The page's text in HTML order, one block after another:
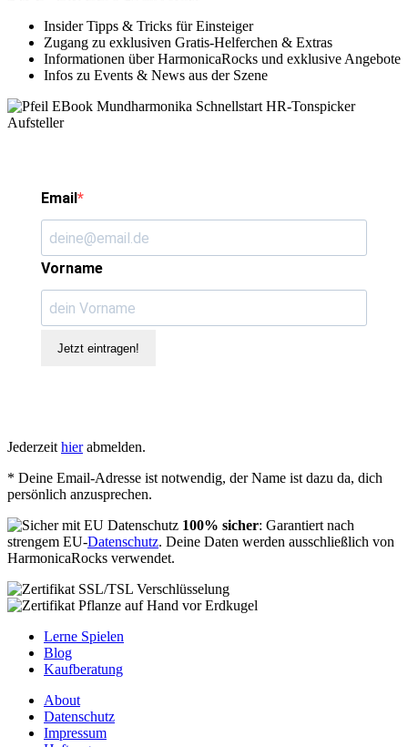
Insider Tipps & Tricks für Einsteiger
Zugang zu exklusiven Gratis-Helferchen & Extras
Informationen über HarmonicaRocks und exklusive Angebote
Infos zu Events & News aus der Szene
Email
Vorname
Jetzt eintragen!
Jederzeit hierabmelden.
* Deine Email-Adresse ist notwendig, der Name ist dazu da, dich
persönlich anzusprechen.
100% sicher: Garantiert nach
strengem EU-Datenschutz. Deine Daten werden ausschließlich von
HarmonicaRocks verwendet.
Lerne Spielen
Blog
Kaufberatung
About
Datenschutz
Impressum